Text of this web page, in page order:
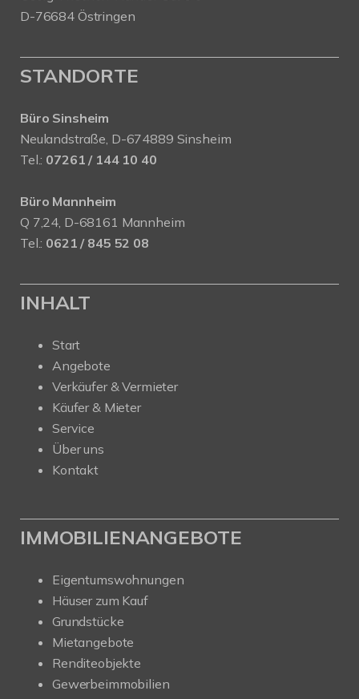
D-76684 Östringen
STANDORTE
Büro Sinsheim
Neulandstraße, D-674889 Sinsheim
Tel.: 07261 / 144 10 40
Büro Mannheim
Q 7,24, D-68161 Mannheim
Tel.: 0621 / 845 52 08
INHALT
Start
Angebote
Verkäufer & Vermieter
Käufer & Mieter
Service
Über uns
Kontakt
IMMOBILIENANGEBOTE
Eigentumswohnungen
Häuser zum Kauf
Grundstücke
Mietangebote
Renditeobjekte
Gewerbeimmobilien